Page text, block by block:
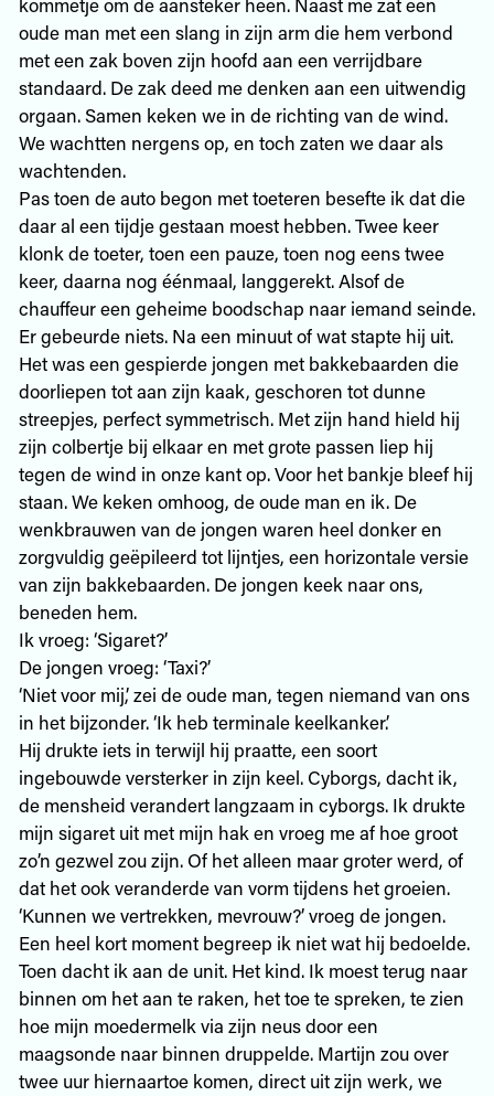
oude man met een slang in zijn arm die hem verbond
met een zak boven zijn hoofd aan een verrijdbare
standaard. De zak deed me denken aan een uitwendig
orgaan. Samen keken we in de richting van de wind.
We wachtten nergens op, en toch zaten we daar als
wachtenden.
Pas toen de auto begon met toeteren besefte ik dat die
daar al een tijdje gestaan moest hebben. Twee keer
klonk de toeter, toen een pauze, toen nog eens twee
keer, daarna nog éénmaal, langgerekt. Alsof de
chauffeur een geheime boodschap naar iemand seinde.
Er gebeurde niets. Na een minuut of wat stapte hij uit.
Het was een gespierde jongen met bakkebaarden die
doorliepen tot aan zijn kaak, geschoren tot dunne
streepjes, perfect symmetrisch. Met zijn hand hield hij
zijn colbertje bij elkaar en met grote passen liep hij
tegen de wind in onze kant op. Voor het bankje bleef hij
staan. We keken omhoog, de oude man en ik. De
wenkbrauwen van de jongen waren heel donker en
zorgvuldig geëpileerd tot lijntjes, een horizontale versie
van zijn bakkebaarden. De jongen keek naar ons,
beneden hem.
Ik vroeg: ‘Sigaret?’
De jongen vroeg: ‘Taxi?’
‘Niet voor mij,’ zei de oude man, tegen niemand van ons
in het bijzonder. ‘Ik heb terminale keelkanker.’
Hij drukte iets in terwijl hij praatte, een soort
ingebouwde versterker in zijn keel. Cyborgs, dacht ik,
de mensheid verandert langzaam in cyborgs. Ik drukte
mijn sigaret uit met mijn hak en vroeg me af hoe groot
zo’n gezwel zou zijn. Of het alleen maar groter werd, of
dat het ook veranderde van vorm tijdens het groeien.
‘Kunnen we vertrekken, mevrouw?’ vroeg de jongen.
Een heel kort moment begreep ik niet wat hij bedoelde.
Toen dacht ik aan de unit. Het kind. Ik moest terug naar
binnen om het aan te raken, het toe te spreken, te zien
hoe mijn moedermelk via zijn neus door een
maagsonde naar binnen druppelde. Martijn zou over
twee uur hiernaartoe komen, direct uit zijn werk, we